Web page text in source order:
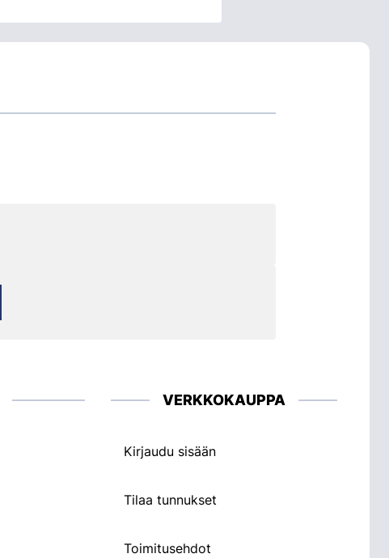
VERKKOKAUPPA
Kirjaudu sisään
Tilaa tunnukset
Toimitusehdot